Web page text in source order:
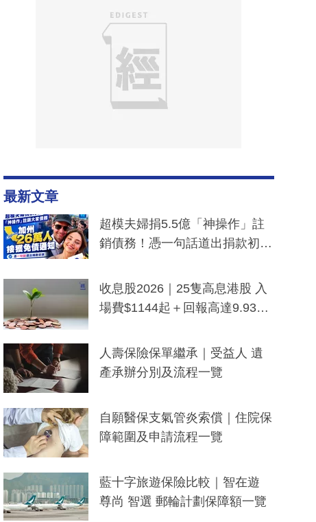
最新文章
超模夫婦捐5.5億「神操作」註
銷債務！憑一句話道出捐款初
一度被誤當詐騙手段
收息股2026｜25隻高息港股 入
場費$1144起＋回報高達9.93
人壽保險保單繼承｜受益人 遺
產承辦分別及流程一覽
自願醫保支氣管炎索償｜住院保
障範圍及申請流程一覽
藍十字旅遊保險比較｜智在遊
尊尚 智選 郵輪計劃保障額一覽